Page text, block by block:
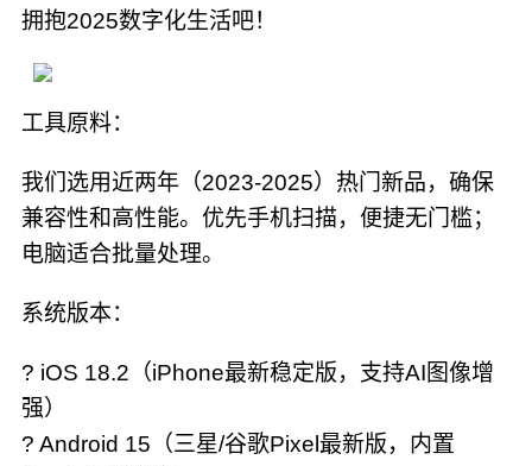
拥抱2025数字化生活吧！
工具原料：
我们选用近两年（2023-2025）热门新品，确保
兼容性和高性能。优先手机扫描，便捷无门槛；
电脑适合批量处理。
系统版本：
? iOS 18.2（iPhone最新稳定版，支持AI图像增
强）
? Android 15（三星/谷歌Pixel最新版，内置